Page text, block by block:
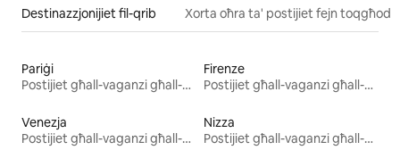
Destinazzjonijiet fil-qrib Xorta oħra ta' postijiet fejn toqgħod
Pariġi
Postijiet għall-vaganzi għall-kiri
Firenze
Postijiet għall-vaganzi għall-kiri
Venezja
Postijiet għall-vaganzi għall-kiri
Nizza
Postijiet għall-vaganzi għall-kiri